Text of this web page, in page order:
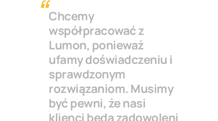
Chcemy
współpracować z
Lumon, ponieważ
ufamy doświadczeniu i
sprawdzonym
rozwiązaniom. Musimy
być pewni, że nasi
klienci będą zadowoleni